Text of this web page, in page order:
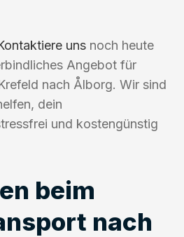
uns noch heute
Angebot für
nach Ålborg. Wir sind
dein
und kostengünstig
beim
nach